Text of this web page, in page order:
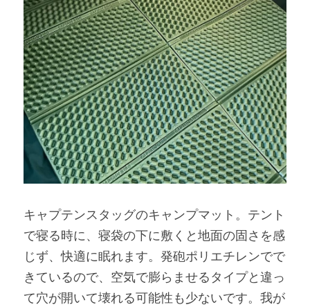
キャプテンスタッグのキャンプマット。テント
で寝る時に、寝袋の下に敷くと地面の固さを感
じず、快適に眠れます。発砲ポリエチレンでで
きているので、空気で膨らませるタイプと違っ
て穴が開いて壊れる可能性も少ないです。我が